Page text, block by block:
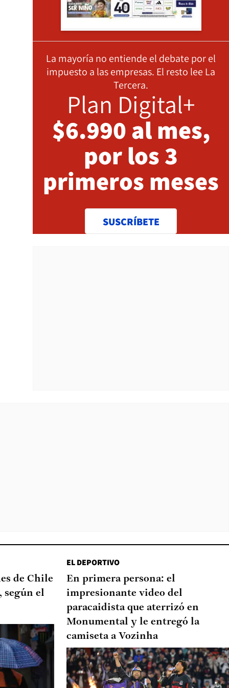
La mayoría no entiende el debate por el
impuesto a las empresas. El resto lee La
Tercera.
Plan Digital+
$6.990 al mes,
por los 3
primeros meses
SUSCRÍBETE
de Chile
según el
EL DEPORTIVO
En primera persona: el
impresionante video del
paracaidista que aterrizó en
Monumental y le entregó la
camiseta a Vozinha